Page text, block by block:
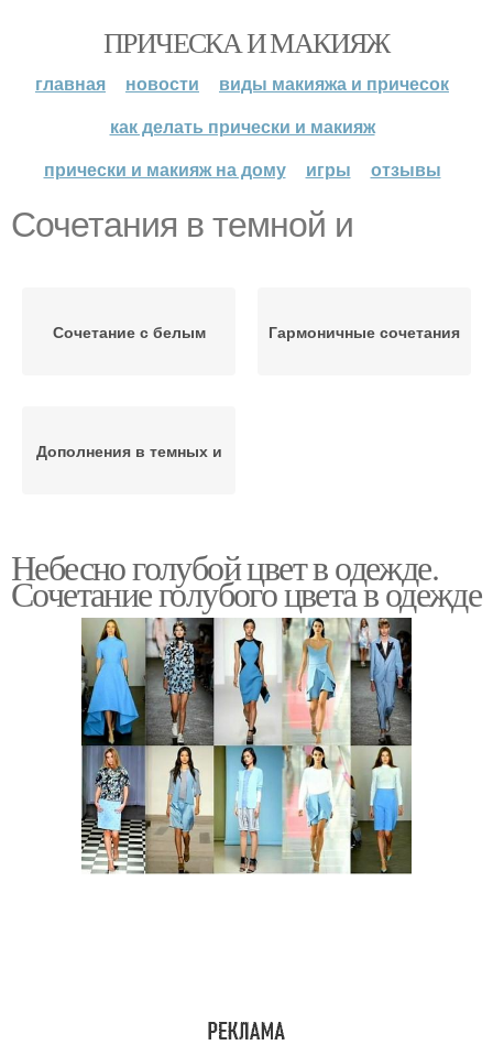
ПРИЧЕСКА И МАКИЯЖ
главная новости
виды макияжа и причесок
как делать прически и макияж
прически и макияж на дому
игры отзывы
Сочетания в темной и
Сочетание с белым Гармоничные сочетания
Дополнения в темных и
Небесно голубой цвет в одежде.
Сочетание голубого цвета в одежде